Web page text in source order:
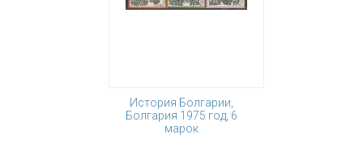
История Болгарии,
Болгария 1975 год, 6
марок